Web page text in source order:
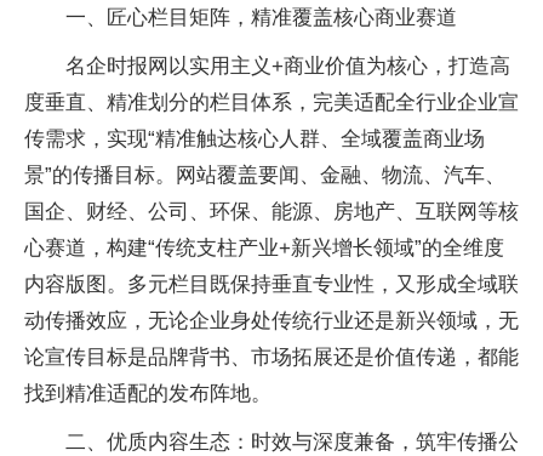
一、匠心栏目矩阵，精准覆盖核心商业赛道
名企时报网以实用主义+商业价值为核心，打造高
度垂直、精准划分的栏目体系，完美适配全行业企业宣
传需求，实现“精准触达核心人群、全域覆盖商业场
景”的传播目标。网站覆盖要闻、金融、物流、汽车、
国企、财经、公司、环保、能源、房地产、互联网等核
心赛道，构建“传统支柱产业+新兴增长领域”的全维度
内容版图。多元栏目既保持垂直专业性，又形成全域联
动传播效应，无论企业身处传统行业还是新兴领域，无
论宣传目标是品牌背书、市场拓展还是价值传递，都能
找到精准适配的发布阵地。
二、优质内容生态：时效与深度兼备，筑牢传播公